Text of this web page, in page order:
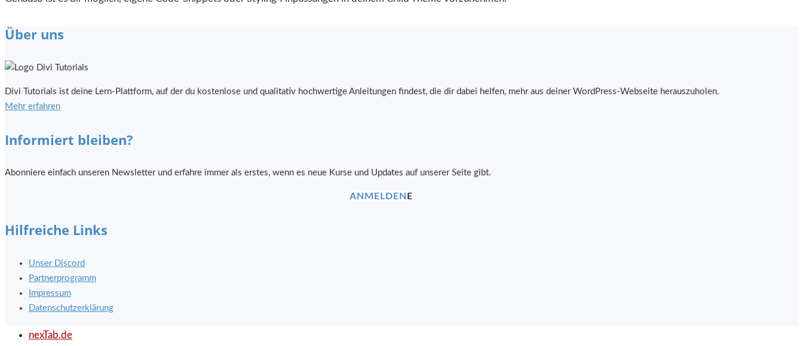
Über uns
Divi Tutorials ist deine Lern-Plattform, auf der du kostenlose und qualitativ hochwertige Anleitungen findest, die dir dabei helfen, mehr aus deiner WordPress-Webseite herauszuholen.
Mehr erfahren
Informiert bleiben?
Abonniere einfach unseren Newsletter und erfahre immer als erstes, wenn es neue Kurse und Updates auf unserer Seite gibt.
ANMELDEN
Hilfreiche Links
Unser Discord
Partnerprogramm
Impressum
Datenschutzerklärung
nexTab.de